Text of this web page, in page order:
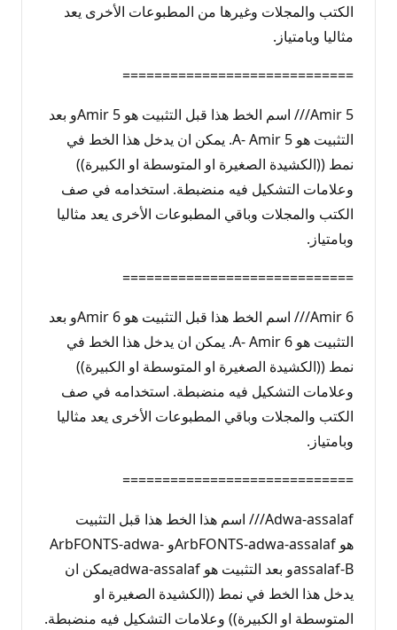
الكتب والمجلات وغيرها من المطبوعات الأخرى يعد
مثاليا وبامتياز.
=============================
Amir 5/// اسم الخط هذا قبل التثبيت هو Amir 5و بعد
التثبيت هو A- Amir 5. يمكن ان يدخل هذا الخط في
نمط ((الكشيدة الصغيرة او المتوسطة او الكبيرة))
وعلامات التشكيل فيه منضبطة. استخدامه في صف
الكتب والمجلات وباقي المطبوعات الأخرى يعد مثاليا
وبامتياز.
=============================
Amir 6/// اسم الخط هذا قبل التثبيت هو Amir 6و بعد
التثبيت هو A- Amir 6. يمكن ان يدخل هذا الخط في
نمط ((الكشيدة الصغيرة او المتوسطة او الكبيرة))
وعلامات التشكيل فيه منضبطة. استخدامه في صف
الكتب والمجلات وباقي المطبوعات الأخرى يعد مثاليا
وبامتياز.
=============================
Adwa-assalaf/// اسم هذا الخط هذا قبل التثبيت
هو ArbFONTS-adwa-assalafو ArbFONTS-adwa-
assalaf-Bو بعد التثبيت هو adwa-assalafيمكن ان
يدخل هذا الخط في نمط ((الكشيدة الصغيرة او
المتوسطة او الكبيرة)) وعلامات التشكيل فيه منضبطة.